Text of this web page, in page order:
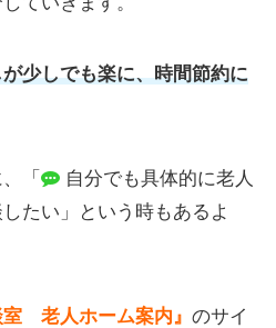
少しでも楽に、時間節約に
「
自分でも具体的に老人
たい」という時もあるよ
室 老人ホーム案内』 のサイ